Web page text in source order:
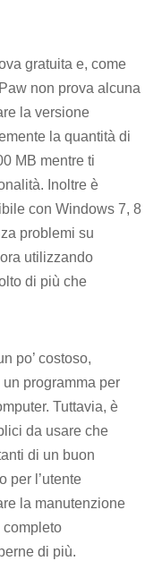
gratuita e, come
non prova alcuna
la versione
la quantità di
MB mentre ti
Inoltre è
con Windows 7, 8
problemi su
utilizzando
di più che
po’ costoso,
programma per
Tuttavia, è
da usare che
di un buon
per l’utente
la manutenzione
di più.